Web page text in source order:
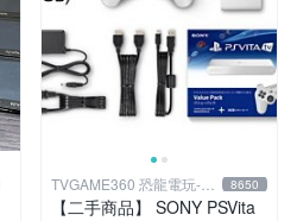
TVGAME360 恐龍電玩-台
中店
8650
【二手商品】 SONY PSVita